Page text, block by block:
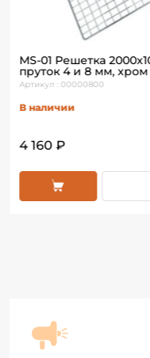
MS-01 Решетка
пруток 4 и 8 мм, хром
Артикул : 00000800
В наличии
4 160 ₽